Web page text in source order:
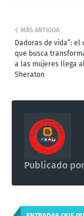
MÁS ANTIGUA
Dadoras de vida”: el
que busca
a las mujeres llega
Sheraton
Publicado por